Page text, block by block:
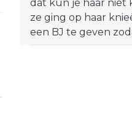
dat kun je haar niet
ze ging op haar
een BJ te geven